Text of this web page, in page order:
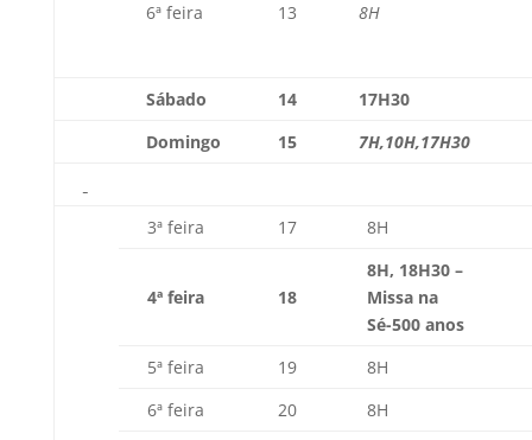
6ª feira 13 8H
Sábado 14
17H30
Domingo
15 7H,10H,17H30
3ª feira 17 8H
4ª feira 18
8H, 18H30 –
Missa na
Sé-500 anos
5ª feira
19
8H
6ª feira
20 8H